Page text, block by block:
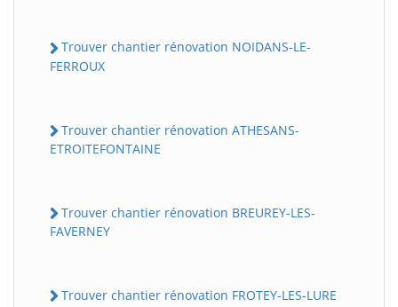
Trouver chantier rénovation NOIDANS-LE-
FERROUX
Trouver chantier rénovation ATHESANS-
ETROITEFONTAINE
Trouver chantier rénovation BREUREY-LES-
FAVERNEY
Trouver chantier rénovation FROTEY-LES-LURE